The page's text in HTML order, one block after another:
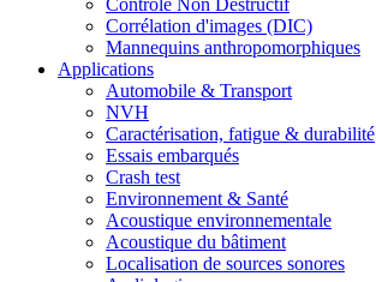
Contrôle Non Destructif
Corrélation d'images (DIC)
Mannequins anthropomorphiques
Applications
Automobile & Transport
NVH
Caractérisation, fatigue & durabilité
Essais embarqués
Crash test
Environnement & Santé
Acoustique environnementale
Acoustique du bâtiment
Localisation de sources sonores